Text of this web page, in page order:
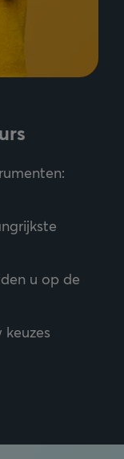
u op de